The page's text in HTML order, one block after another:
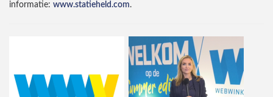
informatie: www.statieheld.com.